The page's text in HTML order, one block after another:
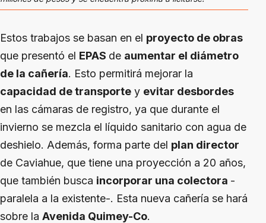
Estos trabajos se basan en el proyecto de obras
que presentó el EPAS de aumentar el diámetro
de la cañería. Esto permitirá mejorar la
capacidad de transporte y evitar desbordes
en las cámaras de registro, ya que durante el
invierno se mezcla el líquido sanitario con agua de
deshielo. Además, forma parte del plan director
de Caviahue, que tiene una proyección a 20 años,
que también busca incorporar una colectora -
paralela a la existente-. Esta nueva cañería se hará
sobre la Avenida Quimey-Co.